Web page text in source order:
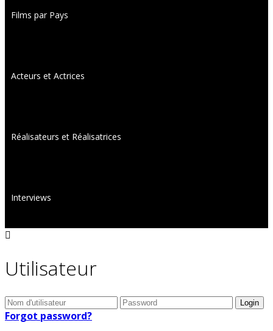
Films par Pays
Acteurs et Actrices
Réalisateurs et Réalisatrices
Interviews
Utilisateur
Forgot password?